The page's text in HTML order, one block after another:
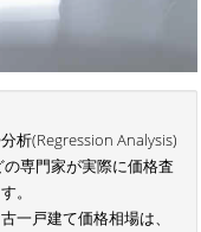
析(Regression Analysis)
専門家が実際に価格査
。
一戸建て価格相場は、